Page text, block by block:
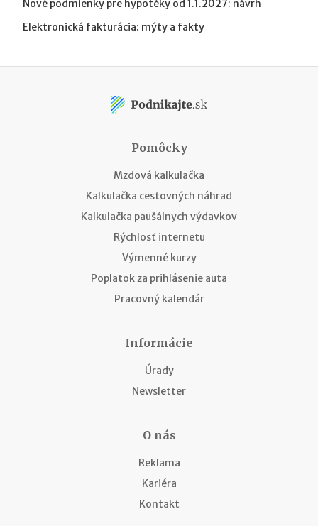
Nové podmienky pre hypotéky od 1.1.2027: návrh
Elektronická fakturácia: mýty a fakty
Pomôcky
Mzdová kalkulačka
Kalkulačka cestovných náhrad
Kalkulačka paušálnych výdavkov
Rýchlosť internetu
Výmenné kurzy
Poplatok za prihlásenie auta
Pracovný kalendár
Informácie
Úrady
Newsletter
O nás
Reklama
Kariéra
Kontakt